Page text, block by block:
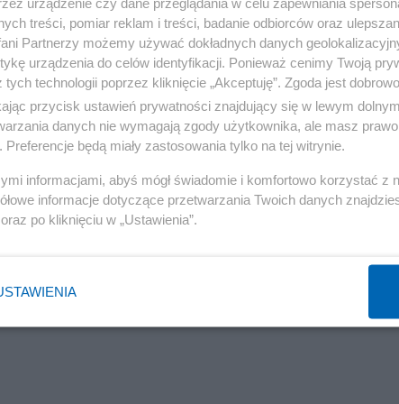
nami lepiej opiekować.
Reklama
katolickiego musi wprowadzić zakazy handlu w
było państwem antysemickim, musi wprowadzić
pozwolić handlować kiedy chcą. Kto się z tym nie
Czytaj dalej tu:Handel w
Nakaz pracy to niewolnictwo, a zakaz
treści, pomiar reklam i treści, badanie odbiorców oraz
Partnerzy możemy używać dokładnych danych
urządzenia do celów identyfikacji. Ponieważ cenimy Twoją
technologii poprzez kliknięcie „Akceptuję”. Zgoda jest
przycisk ustawień prywatności znajdujący się w lewym
danych nie wymagają zgody użytkownika, ale masz
będą miały zastosowania tylko na tej witrynie.
informacjami, abyś mógł świadomie i komfortowo korzystać z
informacje dotyczące przetwarzania Twoich danych
oraz po kliknięciu w „Ustawienia”.